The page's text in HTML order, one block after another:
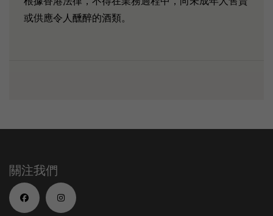
或供應令人醺醉的酒類。
關注我們